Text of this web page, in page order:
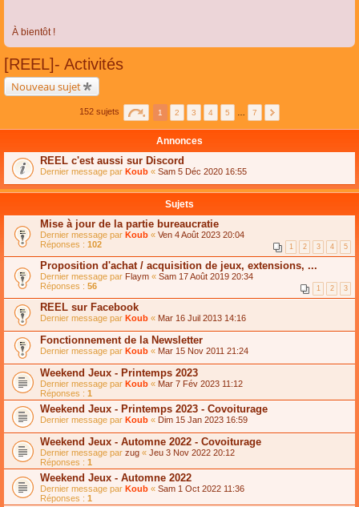
À bientôt !
[REEL]- Activités
Nouveau sujet
152 sujets 1 2 3 4 5 7
Annonces
REEL c'est aussi sur Discord
Dernier message par Koub « Sam 5 Déc 2020 16:55
Sujets
Mise à jour de la partie bureaucratie
Dernier message par Koub « Ven 4 Août 2023 20:04
Réponses : 102 1 2 3 4 5
Proposition d'achat / acquisition de jeux, extensions, ...
Dernier message par Flaym « Sam 17 Août 2019 20:34
Réponses : 56 1 2 3
REEL sur Facebook
Dernier message par Koub « Mar 16 Juil 2013 14:16
Fonctionnement de la Newsletter
Dernier message par Koub « Mar 15 Nov 2011 21:24
Weekend Jeux - Printemps 2023
Dernier message par Koub « Mar 7 Fév 2023 11:12
Réponses : 1
Weekend Jeux - Printemps 2023 - Covoiturage
Dernier message par Koub « Dim 15 Jan 2023 16:59
Weekend Jeux - Automne 2022 - Covoiturage
Dernier message par zug « Jeu 3 Nov 2022 20:12
Réponses : 1
Weekend Jeux - Automne 2022
Dernier message par Koub « Sam 1 Oct 2022 11:36
Réponses : 1